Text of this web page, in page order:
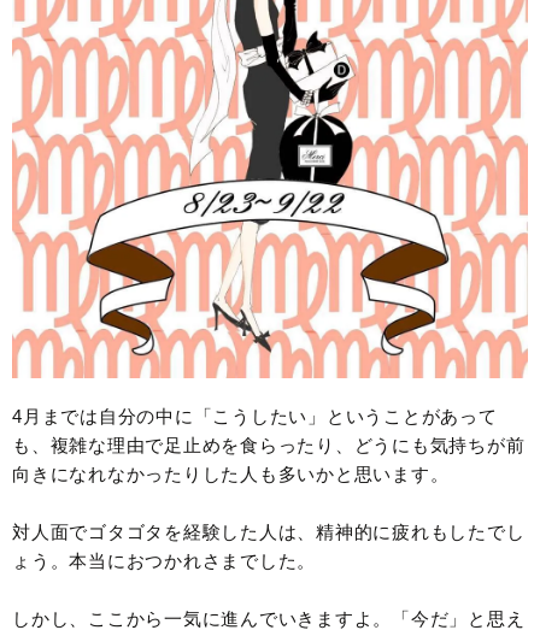
4月までは自分の中に「こうしたい」ということがあって
も、複雑な理由で足止めを食らったり、どうにも気持ちが前
向きになれなかったりした人も多いかと思います。
対人面でゴタゴタを経験した人は、精神的に疲れもしたでし
ょう。本当におつかれさまでした。
しかし、ここから一気に進んでいきますよ。「今だ」と思え